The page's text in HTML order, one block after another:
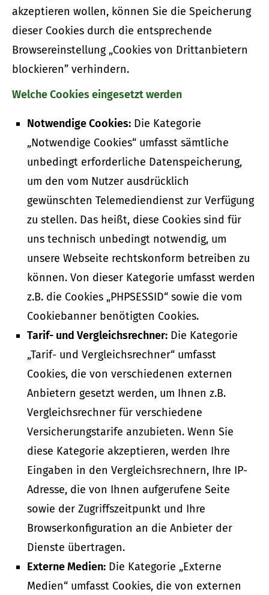
akzeptieren wollen, können Sie die Speicherung
dieser Cookies durch die entsprechende
Browsereinstellung „Cookies von Drittanbietern
blockieren” verhindern.
Welche Cookies eingesetzt werden
Notwendige Cookies: Die Kategorie
„Notwendige Cookies“ umfasst sämtliche
unbedingt erforderliche Datenspeicherung,
um den vom Nutzer ausdrücklich
gewünschten Telemediendienst zur Verfügung
zu stellen. Das heißt, diese Cookies sind für
uns technisch unbedingt notwendig, um
unsere Webseite rechtskonform betreiben zu
können. Von dieser Kategorie umfasst werden
z.B. die Cookies „PHPSESSID“ sowie die vom
Cookiebanner benötigten Cookies.
Tarif- und Vergleichsrechner: Die Kategorie
„Tarif- und Vergleichsrechner“ umfasst
Cookies, die von verschiedenen externen
Anbietern gesetzt werden, um Ihnen z.B.
Vergleichsrechner für verschiedene
Versicherungstarife anzubieten. Wenn Sie
diese Kategorie akzeptieren, werden Ihre
Eingaben in den Vergleichsrechnern, Ihre IP-
Adresse, die von Ihnen aufgerufene Seite
sowie der Zugriffszeitpunkt und Ihre
Browserkonfiguration an die Anbieter der
Dienste übertragen.
Externe Medien: Die Kategorie „Externe
Medien“ umfasst Cookies, die von externen